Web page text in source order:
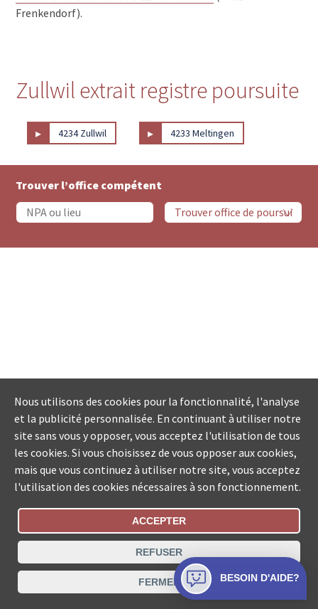
Frenkendorf).
Zullwil extrait registre poursuite
▸ 4234 Zullwil ▸ 4233 Meltingen
Trouver l’office compétent
Statut De La Commande
Recherche des offices de Suisse
Protection des données Mentions légales
Nous utilisons des cookies pour la fonctionnalité, l'analyse
et la publicité personnalisée. En continuant à utiliser notre
site sans vous y opposer, vous acceptez l'utilisation de tous
les cookies. Si vous choisissez de vous opposer aux cookies,
mais que vous continuez à utiliser notre site, vous acceptez
l'utilisation des cookies nécessaires à son fonctionnement.
ACCEPTER
REFUSER
FERMER BESOIN D'AIDE?